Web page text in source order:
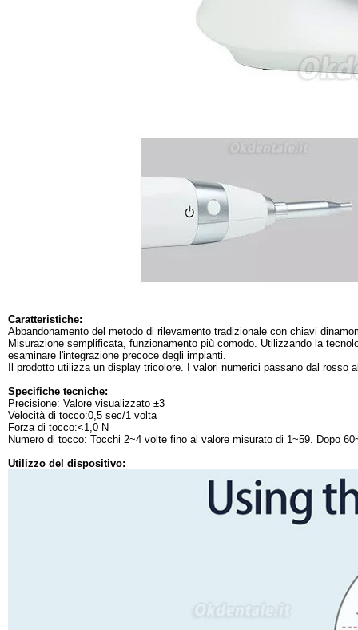
Caratteristiche:
Abbandonamento del metodo di rilevamento tradizionale con chiavi
Misurazione semplificata, funzionamento più comodo. Utilizzando la
esaminare l'integrazione precoce degli impianti.
Il prodotto utilizza un display tricolore. I valori numerici passano dal rosso
Specifiche tecniche:
Precisione: Valore visualizzato ±3
Velocità di tocco:0,5 sec/1 volta
Forza di tocco:<1,0 N
Numero di tocco: Tocchi 2~4 volte fino al valore misurato di 1~59. Dopo
Utilizzo del dispositivo: